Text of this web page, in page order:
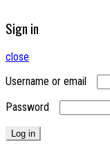
Sign in
close
Username or email
Password
Log in